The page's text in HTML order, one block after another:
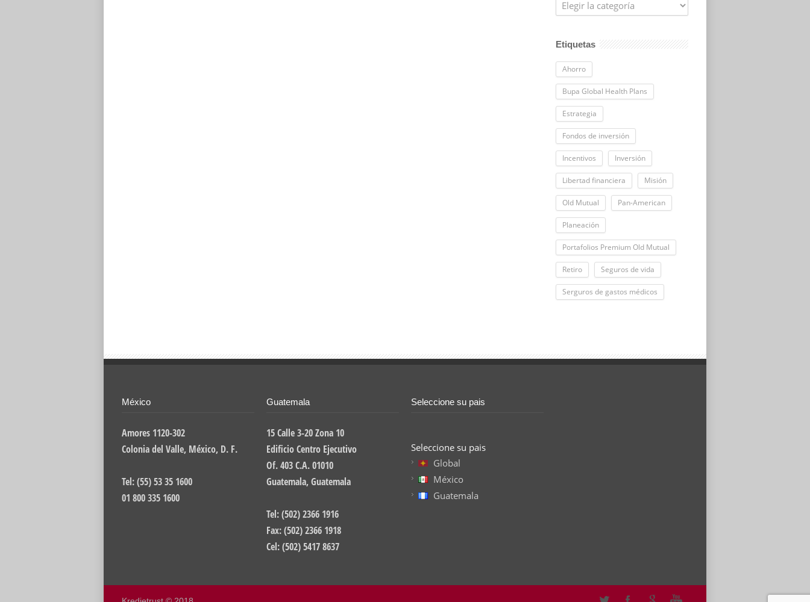
Etiquetas
Ahorro
Bupa Global Health Plans
Estrategia
Fondos de inversión
Incentivos Inversión
Libertad financiera Misión
Old Mutual Pan-American
Planeación
Portafolios Premium Old Mutual
Retiro Seguros de vida
Serguros de gastos médicos
México
Amores 1120-302
Colonia del Valle, México, D. F.
Tel: (55) 53 35 1600
01 800 335 1600
Guatemala
15 Calle 3-20 Zona 10
Edificio Centro Ejecutivo
Of. 403 C.A. 01010
Guatemala, Guatemala
Tel: (502) 2366 1916
Fax: (502) 2366 1918
Cel: (502) 5417 8637
Seleccione su pais
Seleccione su pais
Global
México
Guatemala